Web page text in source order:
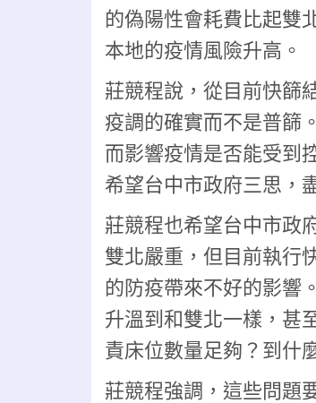
的偽陽性會耗費比起雙
本地的疫情風險升高。
莊競程說，從目前快篩
疫調的確實而不是普篩
而影響疫情是否能受到
希望台中市政府三思，
莊競程也希望台中市政
雙北嚴重，但目前執行
的防疫帶來不好的影響
升溫到和雙北一樣，甚
責床位數量足夠？到什
莊競程強調，這些問題